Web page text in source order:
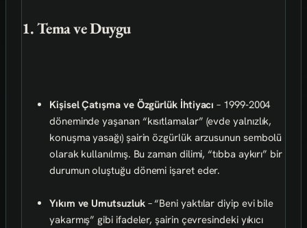
1. Tema ve Duygu
Kişisel Çatışma ve Özgürlük İhtiyacı – 1999‑2004
döneminde yaşanan “kısıtlamalar” (evde yalnızlık,
konuşma yasağı) şairin özgürlük arzusunun sembolü
olarak kullanılmış. Bu zaman dilimi, “tıbba aykırı” bir
durumun oluştuğu dönemi işaret eder.
Yıkım ve Umutsuzluk– “Beni yaktılar diyip evi bile
yakarmış” gibi ifadeler, şairin çevresindeki yıkıcı